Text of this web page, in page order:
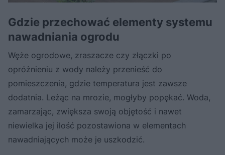
Gdzie przechować elementy systemu
nawadniania ogrodu
Węże ogrodowe, zraszacze czy złączki po
opróżnieniu z wody należy przenieść do
pomieszczenia, gdzie temperatura jest zawsze
dodatnia. Leżąc na mrozie, mogłyby popękać. Woda,
zamarzając, zwiększa swoją objętość i nawet
niewielka jej ilość pozostawiona w elementach
nawadniających może je uszkodzić.